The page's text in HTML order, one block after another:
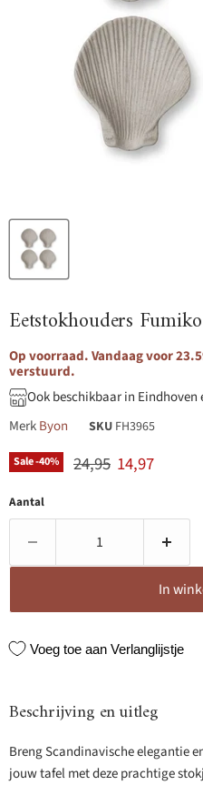
Eetstokhouders
Op voorraad. Vandaag voor
verstuurd.
Ook beschikbaar in Eindhoven
MerkByon SKU FH3965
Sale -40% Originele prijs
24,95 Huidige prijs
14,97
Aantal
In
Voeg toe aan Verlanglijstje
Beschrijving en uitleg
Breng Scandinavische elegantie
jouw tafel met deze prachtige